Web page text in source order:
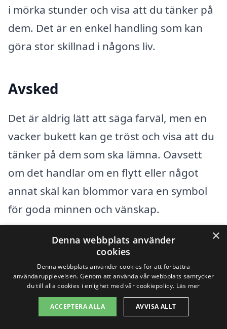
i mörka stunder och visa att du tänker på
dem. Det är en enkel handling som kan
göra stor skillnad i någons liv.
Avsked
Det är aldrig lätt att säga farväl, men en
vacker bukett kan ge tröst och visa att du
tänker på dem som ska lämna. Oavsett
om det handlar om en flytt eller något
annat skäl kan blommor vara en symbol
för goda minnen och vänskap.
Vad kan skicka blommor
hjälpa med?
Leverans av blommor för olika tillfällen
såsom födelsedagar, bröllop och sorg.
×
Denna webbplats använder
cookies
Denna webbplats använder cookies för att förbättra
användarupplevelsen. Genom att använda vår webbplats samtycker
du till alla cookies i enlighet med vår cookiepolicy. Läs mer
ACCEPTERA ALLA AVVISA ALLT